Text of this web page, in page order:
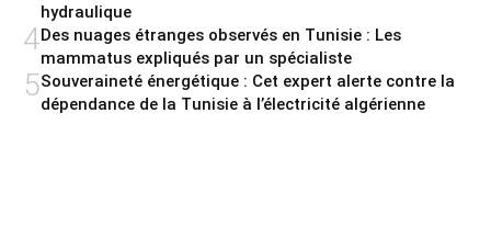
hydraulique
4Des nuages étranges observés en Tunisie : Les
mammatus expliqués par un spécialiste
5Souveraineté énergétique : Cet expert alerte contre la
dépendance de la Tunisie à l’électricité algérienne